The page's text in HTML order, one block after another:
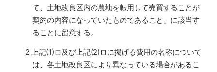
て、土地改良区内の農地を転用して売買することが
契約の内容になっていたものであること」に該当す
ることに留意する。
2 上記(1)ロ及び上記(2)ロに掲げる費用の名称について
は、各土地改良区により異なっている場合があるこ